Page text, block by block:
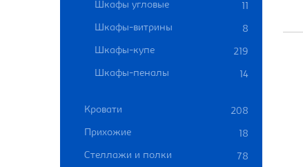
Шкафы угловые 11
Шкафы-витрины 8
Шкафы-купе 219
Шкафы-пеналы 14
Кровати 208
Прихожие 18
Стеллажи и полки 78